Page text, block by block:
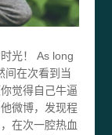
光！ As long
间在次看到当
觉得自己牛逼
微博，发现程
在次一腔热血